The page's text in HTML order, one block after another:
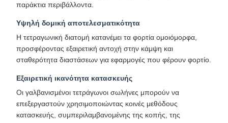
παράκτια περιβάλλοντα.
Υψηλή δομική αποτελεσματικότητα
Η τετραγωνική διατομή κατανέμει τα φορτία ομοιόμορφα,
προσφέροντας εξαιρετική αντοχή στην κάμψη και
σταθερότητα διαστάσεων για εφαρμογές που φέρουν φορτίο.
Εξαιρετική ικανότητα κατασκευής
Οι γαλβανισμένοι τετράγωνοι σωλήνες μπορούν να
επεξεργαστούν χρησιμοποιώντας κοινές μεθόδους
κατασκευής, συμπεριλαμβανομένης της κοπής, της